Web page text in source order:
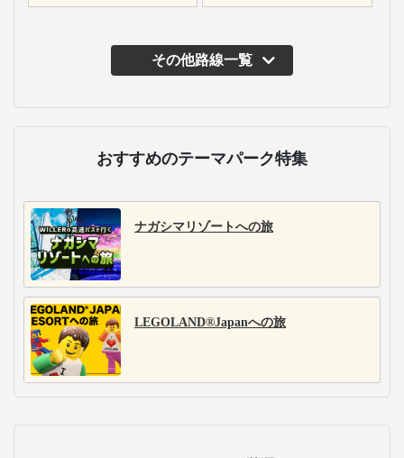
その他路線一覧
主な運行バス会社
ジェイアール四国バス
ジェイアール四国バス
は、四国と関西、東
京、名古屋方面を結ぶ
高速バスを展開。四国
琴平バス